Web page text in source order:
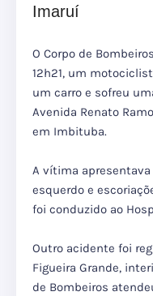
Imaruí
O Corpo de
12h21, um
um carro e sofreu
Avenida Renato
em Imbituba.
A vítima
esquerdo e
foi conduzido ao
Outro acidente foi
Figueira Grande,
de Bombeiros